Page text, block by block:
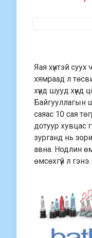
Яая хүнтэй суух
хямраад л
хүнд шууд хүнд
Байгууллагын
саяас 10 сая
дотуур хувцас
зурганд нь
авна. Нодлин
өмсөхгүй л гэнэ.